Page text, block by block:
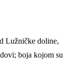
Lužničke doline,
boja kojom su